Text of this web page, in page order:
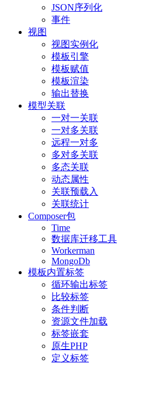
JSON序列化
事件
视图
视图实例化
模板引擎
模板赋值
模板渲染
输出替换
模型关联
一对一关联
一对多关联
远程一对多
多对多关联
多态关联
动态属性
关联预载入
关联统计
Composer包
Time
数据库迁移工具
Workerman
MongoDb
模板内置标签
循环输出标签
比较标签
条件判断
资源文件加载
标签嵌套
原生PHP
定义标签